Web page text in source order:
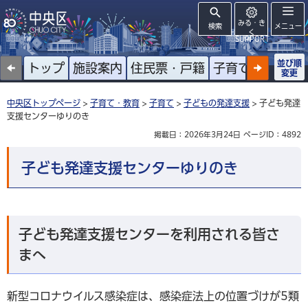
検索
みる・き
く
SUPPORT
メニュー
トップ 施設案内 住民票・戸籍 子育て 高齢者
並び順
変更
中央区トップページ > 子育て・教育 > 子育て > 子どもの発達支援 > 子ども発達
支援センターゆりのき
掲載日：2026年3月24日 ページID：4892
子ども発達支援センターゆりのき
子ども発達支援センターを利用される皆さ
まへ
新型コロナウイルス感染症は、感染症法上の位置づけが5類